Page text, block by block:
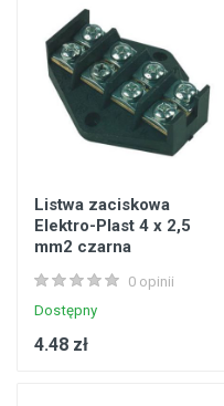
Listwa zaciskowa
Elektro-Plast 4 x 2,5
mm2 czarna
0 opinii
Dostępny
4.48 zł